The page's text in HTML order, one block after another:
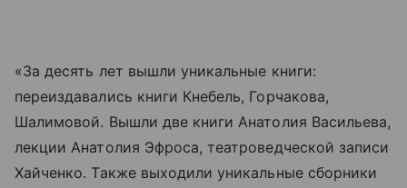
«За десять лет вышли уникальные книги:
переиздавались книги Кнебель, Горчакова,
Шалимовой. Вышли две книги Анатолия Васильева,
лекции Анатолия Эфроса, театроведческой записи
Хайченко. Также выходили уникальные сборники